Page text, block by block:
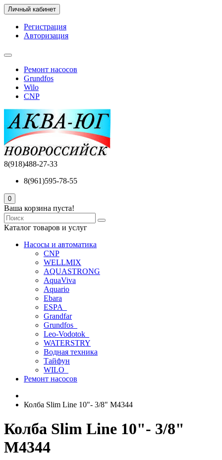
Личный кабинет
Регистрация
Авторизация
Ремонт насосов
Grundfos
Wilo
CNP
8(918)488-27-33
8(961)595-78-55
0
Ваша корзина пуста!
Каталог товаров и услуг
Насосы и автоматика
CNP
WELLMIX
AQUASTRONG
AquaViva
Aquario
Ebara
ESPA_
Grandfar
Grundfos_
Leo-Vodotok_
WATERSTRY
Водная техника
Тайфун
WILO_
Ремонт насосов
Колба Slim Line 10"- 3/8" М4344
Колба Slim Line 10"- 3/8"
М4344